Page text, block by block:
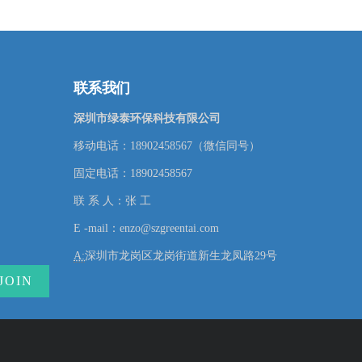
联系我们
深圳市绿泰环保科技有限公司
移动电话：18902458567（微信同号）
固定电话：18902458567
联 系 人：张 工
E -mail：enzo@szgreentai.com
A:深圳市龙岗区龙岗街道新生龙凤路29号